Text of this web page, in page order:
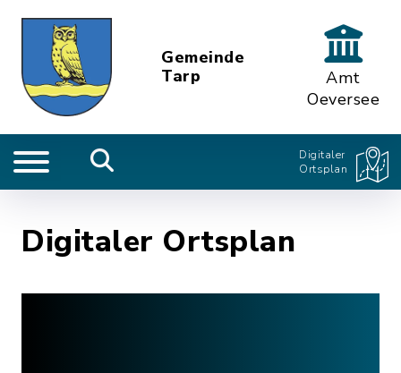
Gemeinde
Tarp
Amt
Oeversee
Digitaler
Ortsplan
Digitaler Ortsplan